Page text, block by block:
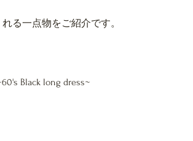
る一点物をご紹介です。
Black long dress~